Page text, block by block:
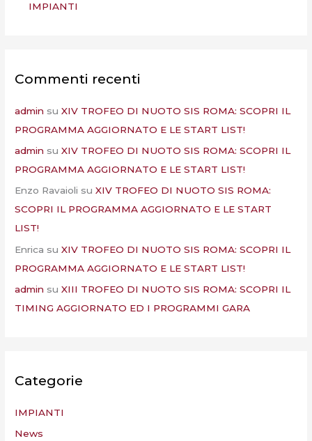
IMPIANTI
Commenti recenti
admin suXIV TROFEO DI NUOTO SIS ROMA: SCOPRI IL
PROGRAMMA AGGIORNATO E LE START LIST!
admin suXIV TROFEO DI NUOTO SIS ROMA: SCOPRI IL
PROGRAMMA AGGIORNATO E LE START LIST!
Enzo Ravaioli suXIV TROFEO DI NUOTO SIS ROMA:
SCOPRI IL PROGRAMMA AGGIORNATO E LE START
LIST!
Enrica suXIV TROFEO DI NUOTO SIS ROMA: SCOPRI IL
PROGRAMMA AGGIORNATO E LE START LIST!
admin suXIII TROFEO DI NUOTO SIS ROMA: SCOPRI IL
TIMING AGGIORNATO ED I PROGRAMMI GARA
Categorie
IMPIANTI
News